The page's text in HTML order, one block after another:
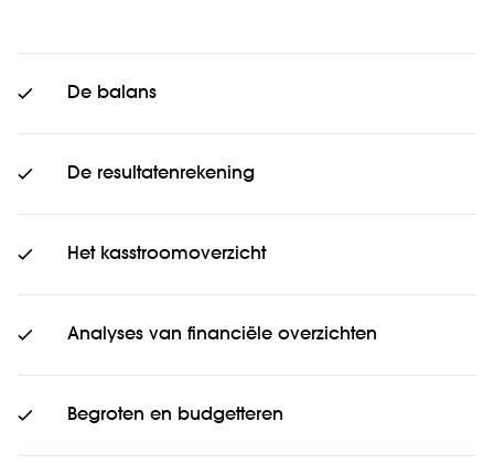
De balans
De resultatenrekening
Het kasstroomoverzicht
Analyses van financiële overzichten
Begroten en budgetteren